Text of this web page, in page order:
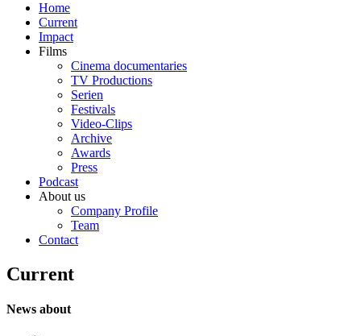
Home
Current
Impact
Films
Cinema documentaries
TV Productions
Serien
Festivals
Video-Clips
Archive
Awards
Press
Podcast
About us
Company Profile
Team
Contact
Current
News about